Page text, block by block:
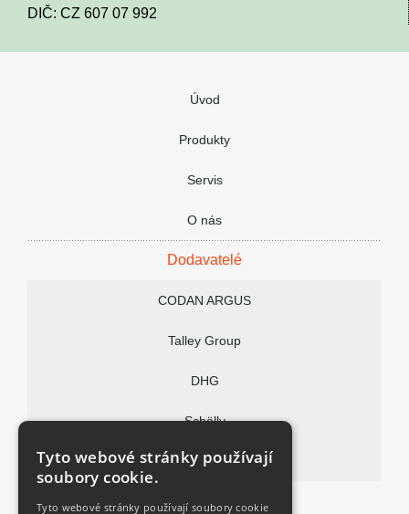
DIČ: CZ 607 07 992
Nenašli jste co potřebujete nebo máte
Souhlasím sezpracováním osobních údajů
Úvod
Produkty
Servis
O nás
Dodavatelé
CODAN ARGUS
Talley Group
DHG
Schölly
Vitalitec
FAQ
Tyto webové stránky používají
soubory cookie.
Tyto webové stránky používají soubory cookie